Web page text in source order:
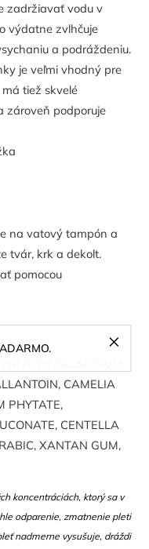
zadržiavať vodu v
výdatne zvlhčuje
a podráždeniu.
je veľmi vhodný pre
tiež skvelé
zároveň podporuje
na vatový tampón a
tvár, krk a dekolt.
pomocou
SODIUM
CAMELIA
PHYTATE,
CENTELLA
XANTAN GUM,
koncentráciách, ktorý sa v
odparenie, zmatnenie pleti
nadmerne vysušuje, dráždi